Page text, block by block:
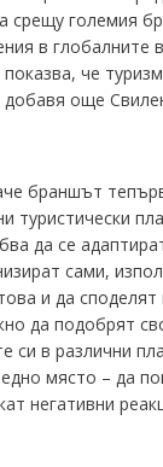
срещу големия
в глобалните
че
добавя още
браншът
туристически
да се
сами,
и да
да подобрят
си в различни
място – да
негативни